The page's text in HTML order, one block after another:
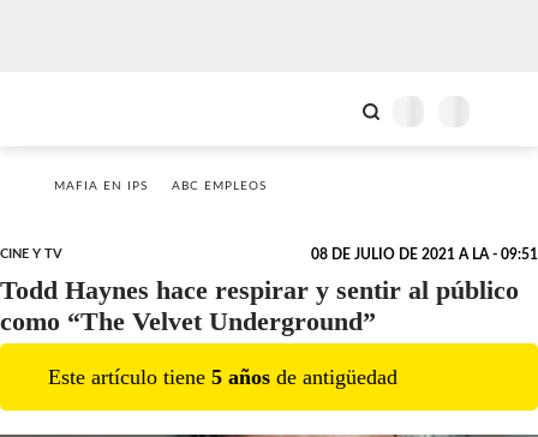
MAFIA EN IPS ABC EMPLEOS
CINE Y TV 08 DE JULIO DE 2021 A LA - 09:51
Todd Haynes hace respirar y sentir al público
como “The Velvet Underground”
Este artículo tiene 5 años de antigüedad